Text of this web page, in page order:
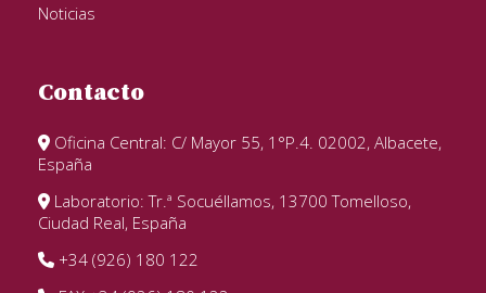
Noticias
Contacto
Oficina Central: C/ Mayor 55, 1°P.4. 02002, Albacete,
España
Laboratorio: Tr.ª Socuéllamos, 13700 Tomelloso,
Ciudad Real, España
+34 (926) 180 122